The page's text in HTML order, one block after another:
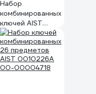
Набор
комбинированных
ключей AIST
0010226AK1 6-32
мм, 26 предметов
00-00016939